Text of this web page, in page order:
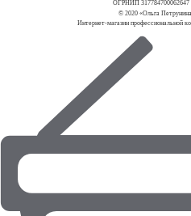
ОГРНИП 317784700062647
© 2020 «Ольга
Интернет-магазин профессиональной